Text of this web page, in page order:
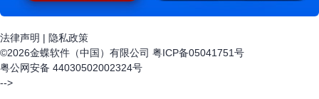
法律声明 | 隐私政策
©2026金蝶软件（中国）有限公司 粤ICP备05041751号
粤公网安备 44030502002324号
-->